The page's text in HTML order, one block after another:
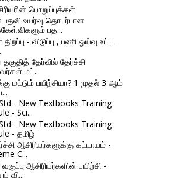
பொறுப்புக்கள்
பதவி உயர்வு தொடர்பான
பத...
- விடுப்பு , பணி ஓய்வு உட்பட
தகுதித் தேர்வில் தேர்ச்சி
மட்...
மட்டும் பயிற்சியா? 1 முதல் 3 ஆம்
- New Textbooks Training
- Sci...
- New Textbooks Training
- தமிழ்
ஆசிரியர்களுக்கு கட்டாயம் -
C...
ஆசிரியர்களின் பயிற்சி -
வி...